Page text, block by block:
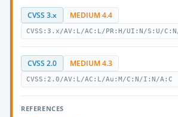
CVSS 3.x MEDIUM 4.4
CVSS:3.x/AV:L/AC:L/PR:H/UI:N/S:U/
CVSS 2.0 MEDIUM 4.3
CVSS:2.0/AV:L/AC:L/Au:M/C:N/I:N/A:C
REFERENCES